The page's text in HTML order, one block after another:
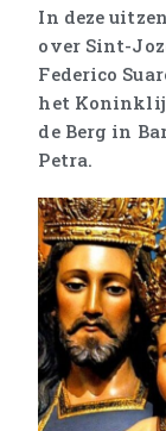
In deze
over Sint-
Federico
het
de Berg in
Petra.